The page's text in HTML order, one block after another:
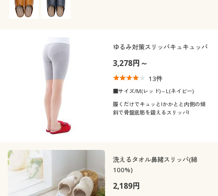
ゆるみ対策スリッパキュキュッパ
3,278円～
13件
■サイズ/M(レッド)～L(ネイビー)
履くだけでキュッと!かかとと内側の傾
斜で骨盤底筋を鍛えるスリッパ!
洗えるタオル鼻緒スリッパ(綿
100%)
2,189円